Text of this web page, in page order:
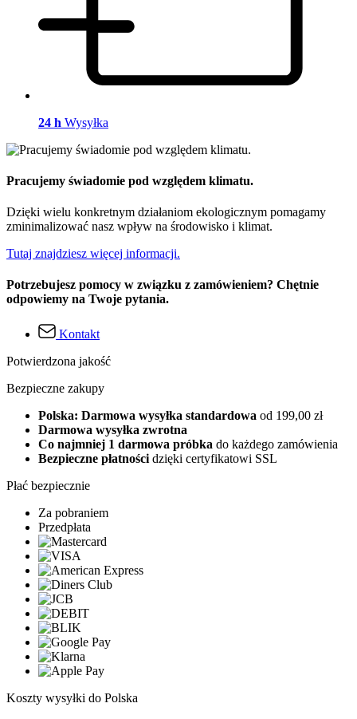
24 h Wysyłka
Pracujemy świadomie pod względem klimatu.
Dzięki wielu konkretnym działaniom ekologicznym pomagamy
zminimalizować nasz wpływ na środowisko i klimat.
Tutaj znajdziesz więcej informacji.
Potrzebujesz pomocy w związku z zamówieniem? Chętnie
odpowiemy na Twoje pytania.
Kontakt
Potwierdzona jakość
Bezpieczne zakupy
Polska: Darmowa wysyłka standardowa od 199,00 zł
Darmowa wysyłka zwrotna
Co najmniej 1 darmowa próbka do każdego zamówienia
Bezpieczne płatności dzięki certyfikatowi SSL
Płać bezpiecznie
Za pobraniem
Przedpłata
Koszty wysyłki do Polska